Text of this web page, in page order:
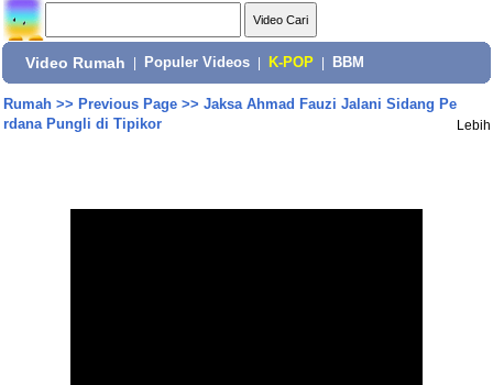
Video Rumah Populer Videos K-POP BBM
Rumah>> Previous Page>> Jaksa Ahmad Fauzi Jalani Sidang Pe
rdana Pungli di Tipikor
Lebih